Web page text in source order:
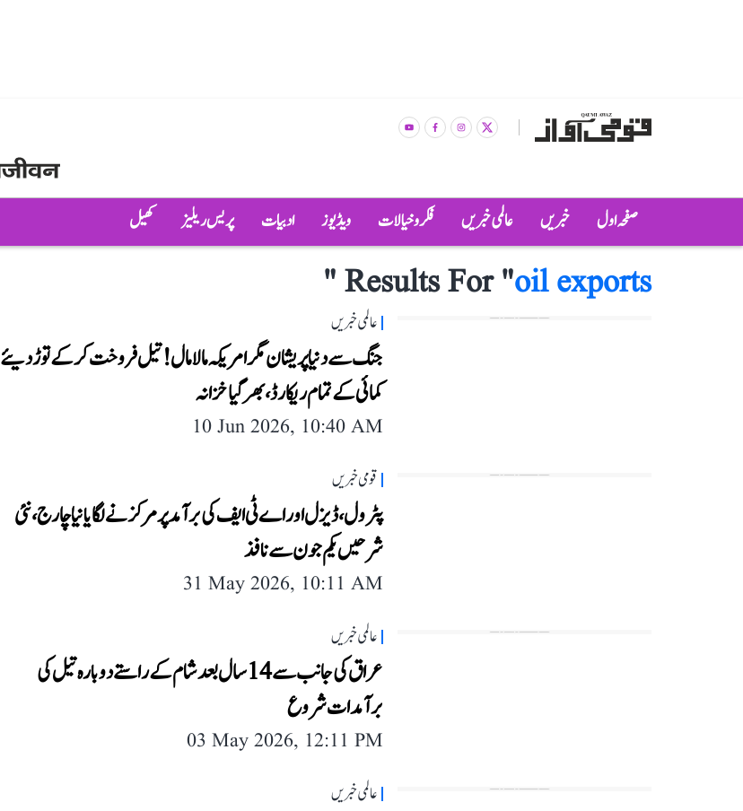
صفحہ اول خبریں عالمی خبریں فکر و خیالات ویڈیوز ادبیات پریس ریلیز کھیل
Results For "oil exports
"
عالمی خبریں
جنگ سے دنیا پریشان مگر امریکہ مالا مال! تیل فروخت کر کے توڑ دیئے
کمائی کے تمام ریکارڈ، بھر گیا خزانہ
10 Jun 2026, 10:40 AM
قومی خبریں
پٹرول، ڈیزل اور اے ٹی ایف کی برآمد پر مرکز نے لگایا نیا چارج، نئی
شرحیں یکم جون سے نافذ
31 May 2026, 10:11 AM
عالمی خبریں
عراق کی جانب سے 14 سال بعد شام کے راستے دوبارہ تیل کی
برآمدات شروع
03 May 2026, 12:11 PM
عالمی خبریں